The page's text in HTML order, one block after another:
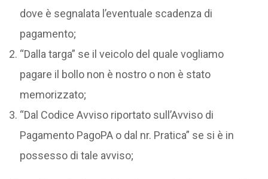
dove è segnalata l’eventuale scadenza di
pagamento;
“Dalla targa” se il veicolo del quale vogliamo
pagare il bollo non è nostro o non è stato
memorizzato;
“Dal Codice Avviso riportato sull’Avviso di
Pagamento PagoPA o dal nr. Pratica” se si è in
possesso di tale avviso;